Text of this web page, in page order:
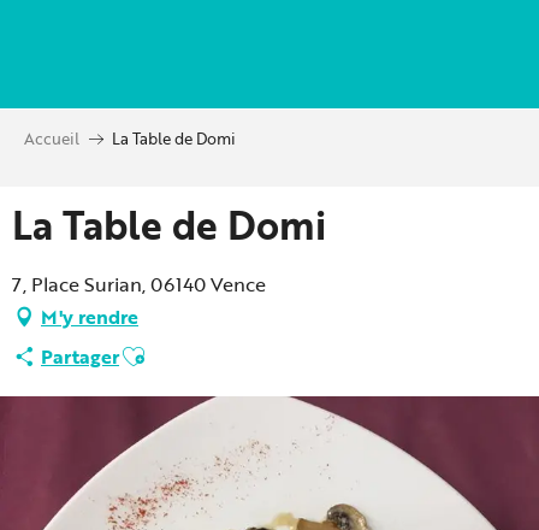
principal
Accueil La Table de Domi
La Table de Domi
7, Place Surian, 06140 Vence
M'y rendre
PartagerAjouter aux favoris